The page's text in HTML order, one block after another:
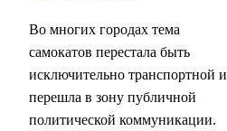
Во многих городах тема
самокатов перестала быть
исключительно транспортной и
перешла в зону публичной
политической коммуникации.